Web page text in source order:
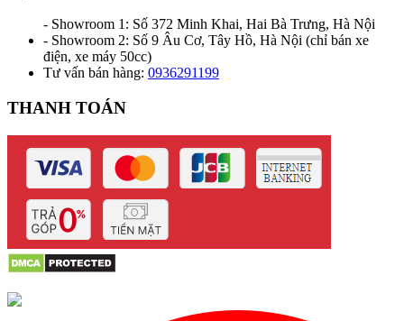
- Showroom 1: Số 372 Minh Khai, Hai Bà Trưng, Hà Nội
- Showroom 2: Số 9 Âu Cơ, Tây Hồ, Hà Nội (chỉ bán xe
điện, xe máy 50cc)
Tư vấn bán hàng: 0936291199
THANH TOÁN